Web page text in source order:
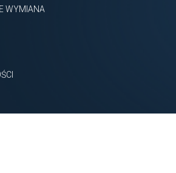
WYMIANA